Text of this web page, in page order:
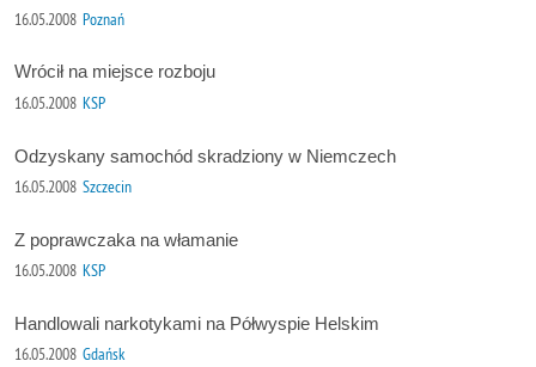
16.05.2008 Poznań
Wrócił na miejsce rozboju
16.05.2008 KSP
Odzyskany samochód skradziony w Niemczech
16.05.2008 Szczecin
Z poprawczaka na włamanie
16.05.2008 KSP
Handlowali narkotykami na Półwyspie Helskim
16.05.2008 Gdańsk